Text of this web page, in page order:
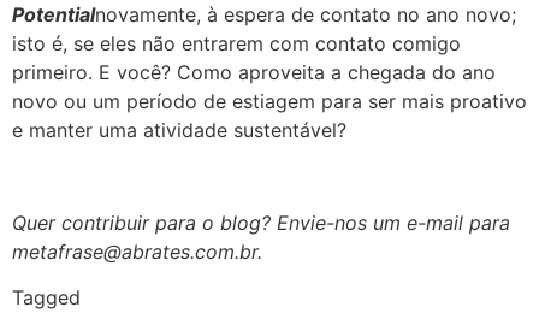
Potentialnovamente, à espera de contato no ano novo;
isto é, se eles não entrarem com contato comigo
primeiro. E você? Como aproveita a chegada do ano
novo ou um período de estiagem para ser mais proativo
e manter uma atividade sustentável?
Quer contribuir para o blog? Envie-nos um e-mail para
metafrase@abrates.com.br.
Tagged